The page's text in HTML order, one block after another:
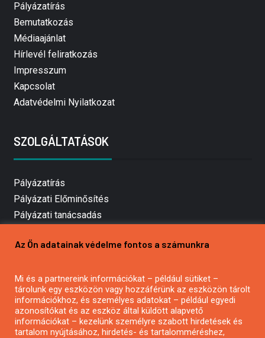
Pályázatírás
Bemutatkozás
Médiaajánlat
Hírlevél feliratkozás
Impresszum
Kapcsolat
Adatvédelmi Nyilatkozat
SZOLGÁLTATÁSOK
Pályázatírás
Pályázati Előminősítés
Pályázati tanácsadás
Mezőgazdasági pályázatírás
Pályázatírás civil szervezeteknek
Pályázatírás önkormányzatoknak
Pályázatfigyelés
Specifikus pályázatfigyelés vagy hírlevél
Az Ön adatainak védelme fontos a számunkra
Mi és a partnereink információkat – például sütiket –
tárolunk egy eszközön vagy hozzáférünk az eszközön tárolt
információkhoz, és személyes adatokat – például egyedi
azonosítókat és az eszköz által küldött alapvető
információkat – kezelünk személyre szabott hirdetések és
tartalom nyújtásához, hirdetés- és tartalomméréshez,